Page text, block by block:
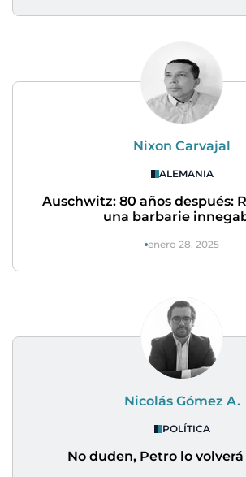
Nixon Carvajal
ALEMANIA
Auschwitz: 80 años después:
una barbarie
enero 28, 2025
Nicolás Gómez A.
POLÍTICA
No duden, Petro lo